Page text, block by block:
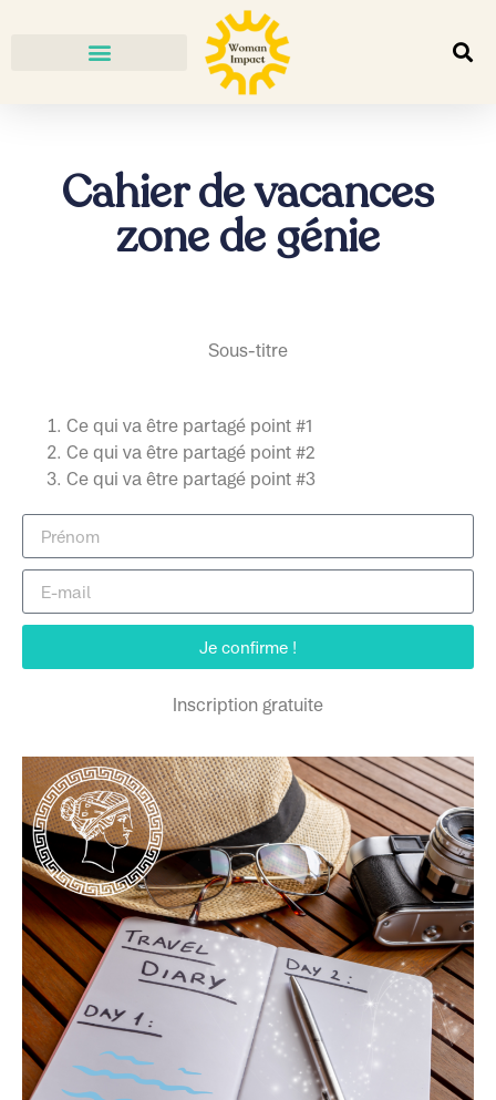
Cahier de vacances
zone de génie
Sous-titre
Ce qui va être partagé point #1
Ce qui va être partagé point #2
Ce qui va être partagé point #3
Je confirme !
Inscription gratuite